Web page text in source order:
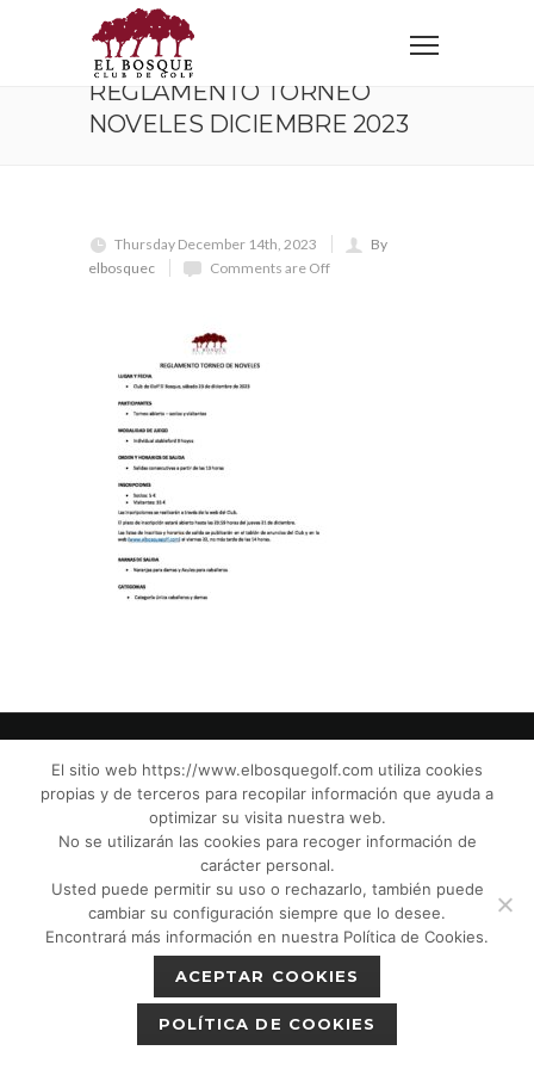
Home
REGLAMENTO TORNEO NOVELES DICIEMBRE 2023
REGLAMENTO TORNEO
NOVELES DICIEMBRE 2023
Thursday December 14th, 2023
By
elbosquec
Comments are Off
© El Bosque Golf Club |Legal Notice|
Privacy Policy|Cookies Policy|Política de
devoluciones|Tic Camaras
Protection CPM”|
El sitio web https://www.elbosquegolf.com utiliza cookies
propias y de terceros para recopilar información que ayuda a
optimizar su visita nuestra web.
No se utilizarán las cookies para recoger información de
carácter personal.
Usted puede permitir su uso o rechazarlo, también puede
cambiar su configuración siempre que lo desee.
Encontrará más información en nuestra Política de Cookies.
ACEPTAR COOKIES
POLÍTICA DE COOKIES